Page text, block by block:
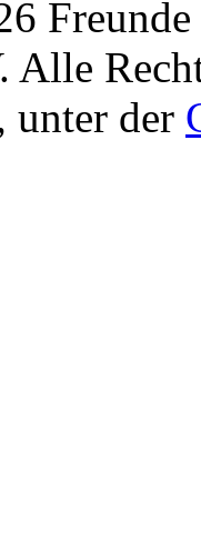
Alle
unter der